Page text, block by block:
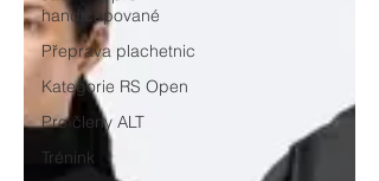
handicapované
Přeprava plachetnic
Kategorie RS Open
Pro členy ALT
Trénink